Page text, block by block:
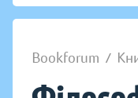
Bookforum /